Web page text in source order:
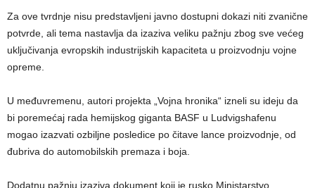
Za ove tvrdnje nisu predstavljeni javno dostupni dokazi niti zvanične
potvrde, ali tema nastavlja da izaziva veliku pažnju zbog sve većeg
uključivanja evropskih industrijskih kapaciteta u proizvodnju vojne
opreme.
U međuvremenu, autori projekta „Vojna hronika“ izneli su ideju da
bi poremećaj rada hemijskog giganta BASF u Ludvigshafenu
mogao izazvati ozbiljne posledice po čitave lance proizvodnje, od
đubriva do automobilskih premaza i boja.
Dodatnu pažnju izaziva dokument koji je rusko Ministarstvo